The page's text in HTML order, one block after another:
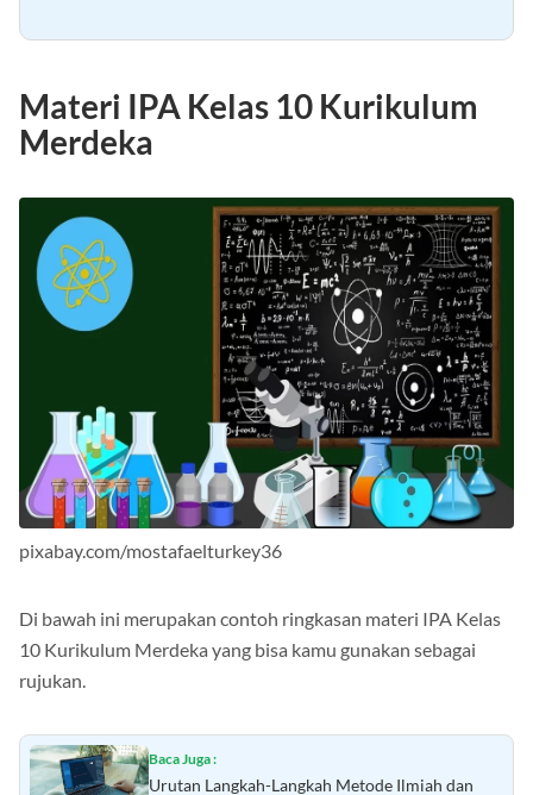
Materi IPA Kelas 10 Kurikulum
Merdeka
pixabay.com/mostafaelturkey36
Di bawah ini merupakan contoh ringkasan materi IPA Kelas
10 Kurikulum Merdeka yang bisa kamu gunakan sebagai
rujukan.
Baca Juga :
Urutan Langkah-Langkah Metode Ilmiah dan